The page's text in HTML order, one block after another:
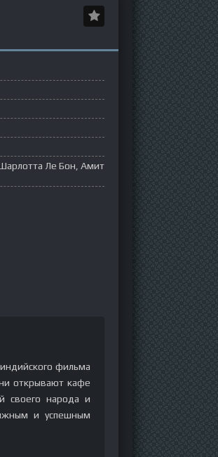
Ле Бон, Амит
фильма
открывают кафе
своего народа и
и успешным